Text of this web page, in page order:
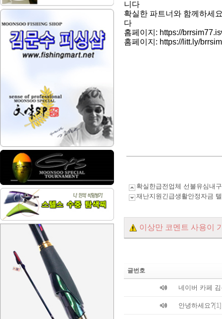
니다
확실한 파트너와 함께하세
다
홈페이지: https://
홈페이지: https://litt.ly/
확실한급전업체 선불유심내
재난지원긴급생활안정자금
이상만 코멘트 사용이
글번호
네이버 카페
안녕하세요?[1]